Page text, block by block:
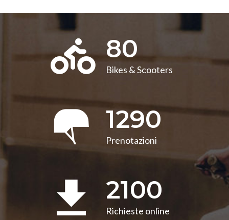
80
Bikes & Scooters
1290
Prenotazioni
2100
Richieste online